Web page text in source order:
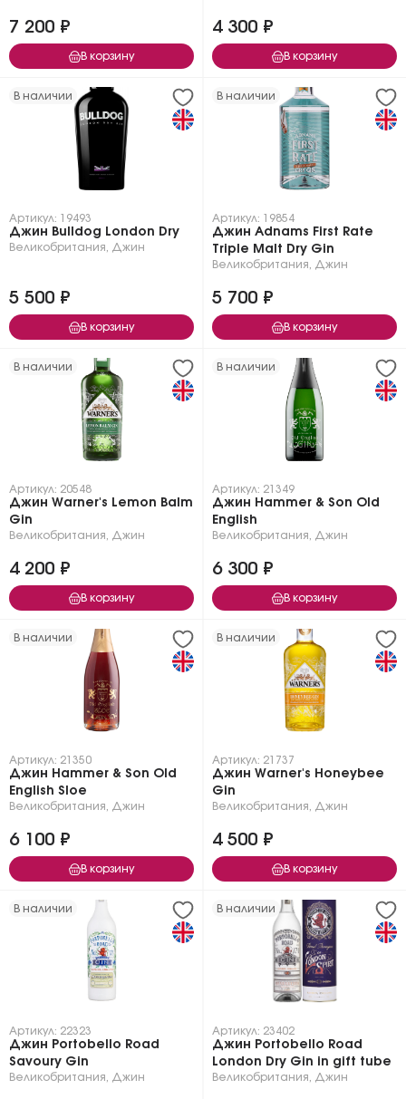
7 200 ₽
В корзину
4 300 ₽
В корзину
В наличии
Артикул: 19493
Джин Bulldog London Dry
Великобритания Джин
5 500 ₽
В корзину
В наличии
Артикул: 19854
Джин Adnams First Rate
Triple Malt Dry Gin
Великобритания Джин
5 700 ₽
В корзину
В наличии
Артикул: 20548
Джин Warner's Lemon Balm
Gin
Великобритания Джин
4 200 ₽
В корзину
В наличии
Артикул: 21349
Джин Hammer & Son Old
English
Великобритания Джин
6 300 ₽
В корзину
В наличии
Артикул: 21350
Джин Hammer & Son Old
English Sloe
Великобритания Джин
6 100 ₽
В корзину
В наличии
Артикул: 21737
Джин Warner's Honeybee
Gin
Великобритания Джин
4 500 ₽
В корзину
В наличии
Артикул: 22323
Джин Portobello Road
Savoury Gin
Великобритания Джин
В наличии
Артикул: 23402
Джин Portobello Road
London Dry Gin in gift tube
Великобритания Джин